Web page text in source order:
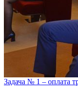
Задача № 1 – оплата